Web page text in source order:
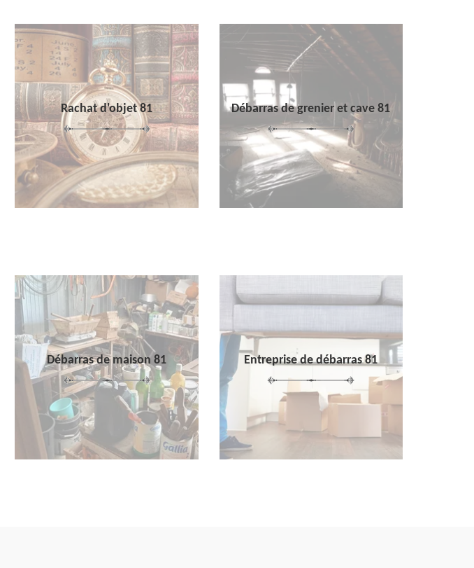
Rachat d'objet 81 Débarras de grenier et cave 81
Débarras de maison 81 Entreprise de débarras 81